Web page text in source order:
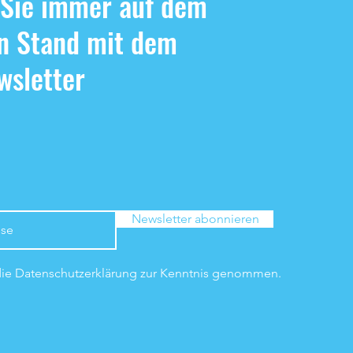
Stand mit dem
Newsletter abonnieren
Datenschutzerklärung zur Kenntnis genommen.